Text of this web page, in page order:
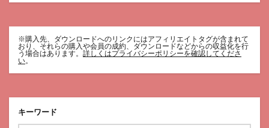
※購入先、ダウンロードへのリンクにはアフィリエイトタグが含まれて
おり、それらの購入や会員の成約、ダウンロードなどからの収益化を行
う場合はあります。 詳しくはプライバシーポリシーを確認してくださ
い。
キーワード